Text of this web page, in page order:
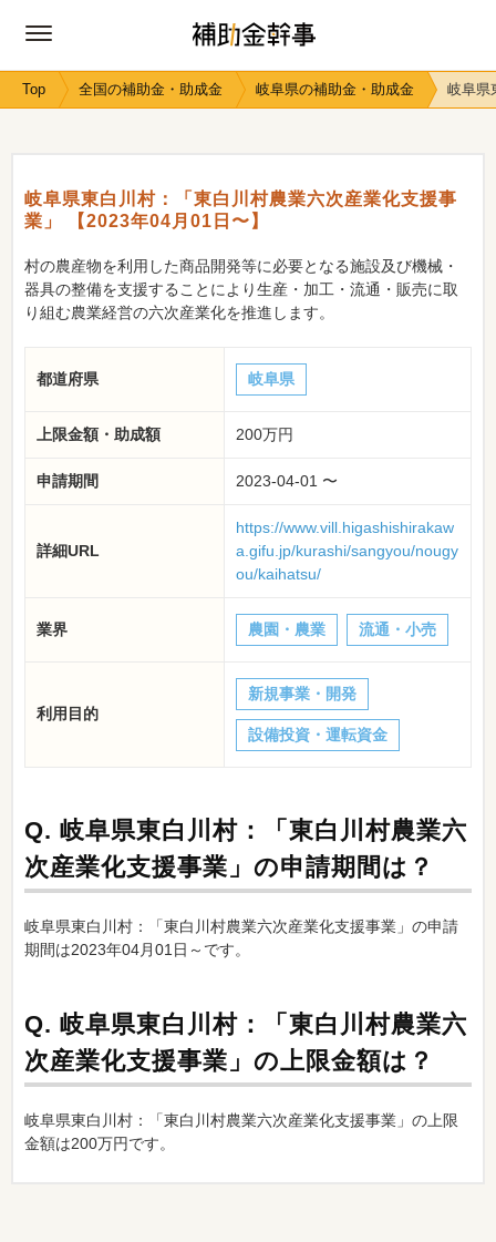
Top 全国の補助金・助成金 岐阜県の補助金・助成金 岐阜県
岐阜県東白川村：「東白川村農業六次産業化支援事
業」 【2023年04月01日〜】
村の農産物を利用した商品開発等に必要となる施設及び機械・
器具の整備を支援することにより生産・加工・流通・販売に取
り組む農業経営の六次産業化を推進します。
都道府県 岐阜県
上限金額・助成額 200万円
申請期間 2023-04-01 〜
詳細URL
https://www.vill.higashishirakaw
a.gifu.jp/kurashi/sangyou/nougy
ou/kaihatsu/
業界 農園・農業 流通・小売
利用目的
新規事業・開発
設備投資・運転資金
Q. 岐阜県東白川村：「東白川村農業六
次産業化支援事業」の申請期間は？
岐阜県東白川村：「東白川村農業六次産業化支援事業」の申請
期間は2023年04月01日～です。
Q. 岐阜県東白川村：「東白川村農業六
次産業化支援事業」の上限金額は？
岐阜県東白川村：「東白川村農業六次産業化支援事業」の上限
金額は200万円です。